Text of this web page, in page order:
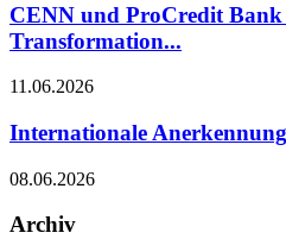
CENN und ProCredit
Transformation...
11.06.2026
Internationale
08.06.2026
Archiv